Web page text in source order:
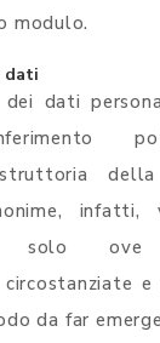
modulo.
dati
dei dati
infatti,
solo
da far